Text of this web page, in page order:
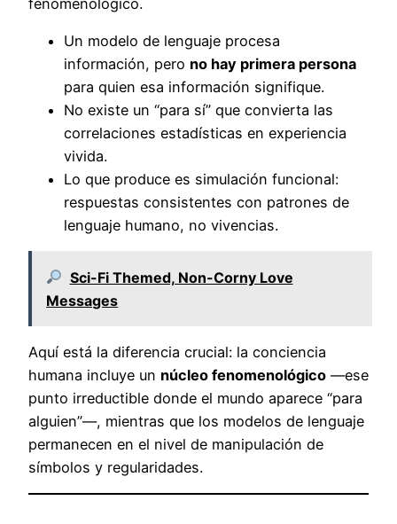
Un modelo de lenguaje procesa
información, pero no hay primera persona
para quien esa información signifique.
No existe un “para sí” que convierta las
correlaciones estadísticas en experiencia
vivida.
Lo que produce es simulación funcional:
respuestas consistentes con patrones de
lenguaje humano, no vivencias.
Sci-Fi Themed, Non-Corny Love
Messages
Aquí está la diferencia crucial: la conciencia
humana incluye un núcleo fenomenológico —ese
punto irreductible donde el mundo aparece “para
alguien”—, mientras que los modelos de lenguaje
permanecen en el nivel de manipulación de
símbolos y regularidades.